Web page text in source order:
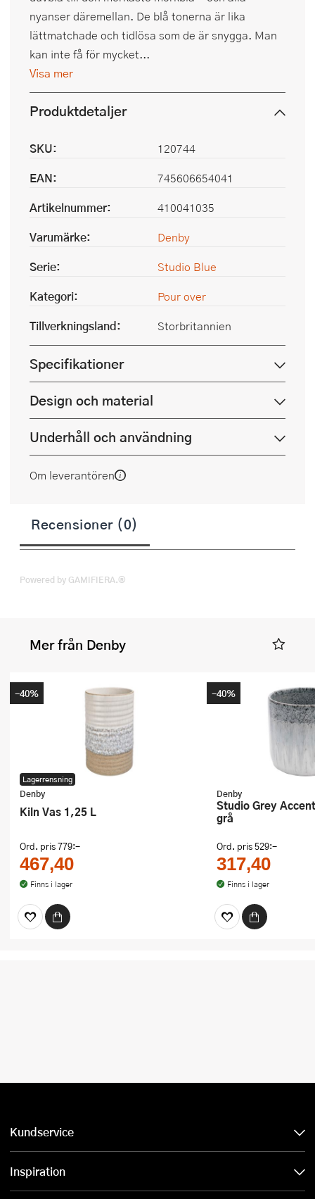
nyanser däremellan. De blå tonerna är lika
lättmatchade och tidlösa som de är snygga. Man
kan inte få för mycket...
Visa mer
Produktdetaljer
SKU:
120744
EAN:
745606654041
Artikelnummer:
410041035
Varumärke:
Denby
Serie:
Studio Blue
Kategori:
Pour over
Tillverkningsland:
Storbritannien
Specifikationer
Design och material
Underhåll och användning
Om leverantören
Recensioner (0)
Powered by GAMIFIERA.®
Mer från Denby
Lagerrensning
Denby
Kiln Vas 1,25 L
Ord. pris779:-
467,40
Finns i lager
-40%
Denby
Studio Grey Accent kruka 67 cl
grå
Ord. pris529:-
317,40
Finns i lager
-40%
Kundservice
Inspiration